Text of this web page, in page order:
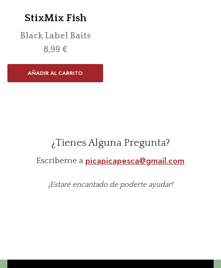
StixMix Fish
Black Label Baits
8,99 €
AÑADIR AL CARRITO
¿Tienes Alguna Pregunta?
Escríbeme a picapicapesca@gmail.com
¡Estaré encantado de poderte ayudar!